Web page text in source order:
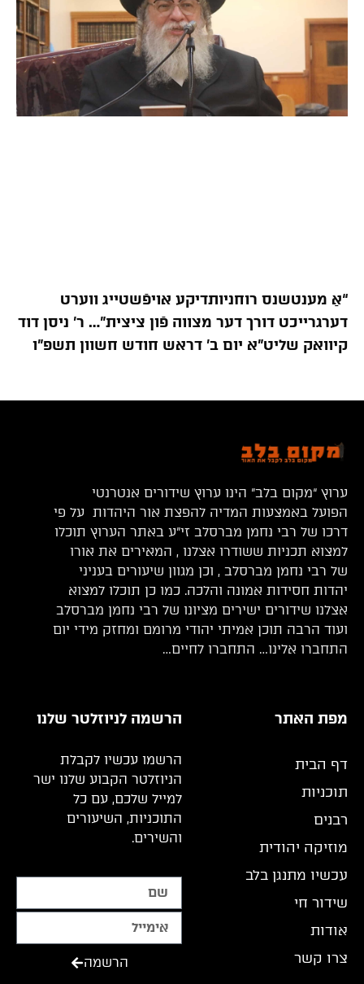
“אַ מענטשנס רוחניותדיקע אויפֿשטייג ווערט
דערגרייכט דורך דער מצווה פֿון ציצית”… ר’ ניסן דוד
קיוואק שליט”א יום ב’ דראש חודש חשוון תשפ”ו
ערוץ “מקום בלב” הינו ערוץ שידורים אנטרנטי
הפועל באמצעות המדיה להפצת אור היהדות על פי
דרכו של רבי נחמן מברסלב זי”ע באתר הערוץ תוכלו
למצוא תכניות ששודרו אצלנו , המאירים את אורו
של רבי נחמן מברסלב , וכן מגוון שיעורים בעניני
יהדות חסידות אמונה והלכה. כמו כן תוכלו למצוא
אצלנו שידורים ישירים מציונו של רבי נחמן מברסלב
ועוד הרבה תוכן אמיתי יהודי מרומם ומחזק מידי יום
התחברו אלינו… התחברו לחיים…
מפת האתר
דף הבית
תוכניות
רבנים
מוזיקה יהודית
עכשיו מתנגן בלב
שידור חי
אודות
צרו קשר
הרשמה לניוזלטר שלנו
הרשמו עכשיו לקבלת
הניוזלטר הקבוע שלנו ישר
למייל שלכם, עם כל
התוכניות, השיעורים
והשירים.
הרשמה